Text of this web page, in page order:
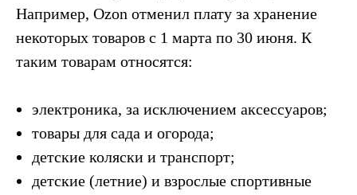
Например, Ozon отменил плату за хранение
некоторых товаров с 1 марта по 30 июня. К
таким товарам относятся:
электроника, за исключением аксессуаров;
товары для сада и огорода;
детские коляски и транспорт;
детские (летние) и взрослые спортивные